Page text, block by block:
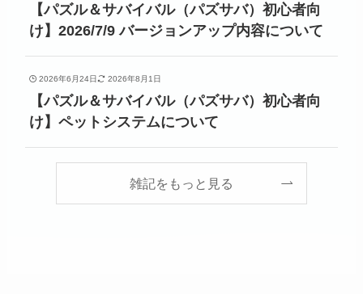
【パズル＆サバイバル（パズサバ）初心者向
け】2026/7/9 バージョンアップ内容について
2026年6月24日 2026年8月1日
【パズル＆サバイバル（パズサバ）初心者向
け】ペットシステムについて
雑記をもっと見る